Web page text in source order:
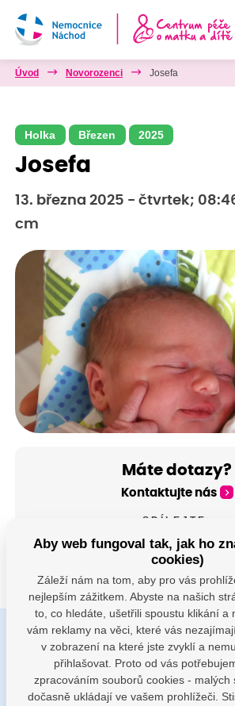
Úvod Novorozenci Josefa
Holka Březen 2025
Josefa
13. března 2025 - čtvrtek;
cm
Máte dotazy?
Kontaktujte nás
SDÍLEJTE:
Buďte s námi v
Jsme k dispozici pokud potřebujete pomoci
Aby web fungoval tak, jak ho
cookies)
Záleží nám na tom, aby pro vás
nejlepším zážitkem. Abyste na našich
to, co hledáte, ušetřili spoustu klikání a
vám reklamy na věci, které vás
v zobrazení na které jste zvyklí a
přihlašovat. Proto od vás
zpracováním souborů cookies - malých
dočasně ukládají ve vašem prohlížeči.